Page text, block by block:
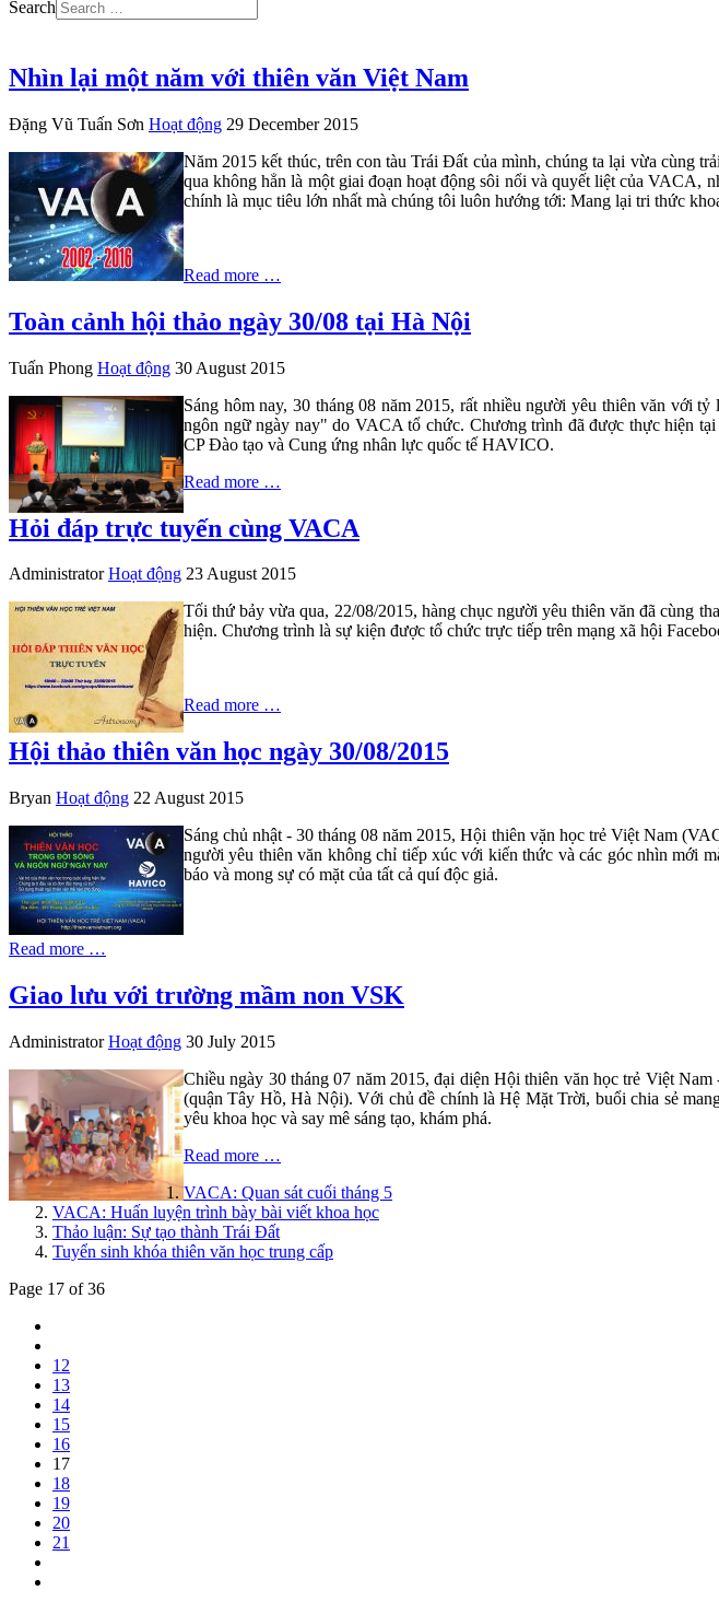
Search
Nhìn lại một năm với thiên văn Việt Nam
Đặng Vũ Tuấn Sơn Hoạt động 29 December 2015
Năm 2015 kết thúc, trên con tàu Trái Đất của mình, chúng ta lại vừa cùng
qua không hẳn là một giai đoạn hoạt động sôi nổi và quyết liệt của VACA,
chính là mục tiêu lớn nhất mà chúng tôi luôn hướng tới: Mang lại tri thức
Read more …
Toàn cảnh hội thảo ngày 30/08 tại Hà Nội
Tuấn Phong Hoạt động 30 August 2015
Sáng hôm nay, 30 tháng 08 năm 2015, rất nhiều người yêu thiên văn với
ngôn ngữ ngày nay" do VACA tổ chức. Chương trình đã được thực hiện
CP Đào tạo và Cung ứng nhân lực quốc tế HAVICO.
Read more …
Hỏi đáp trực tuyến cùng VACA
Administrator Hoạt động 23 August 2015
Tối thứ bảy vừa qua, 22/08/2015, hàng chục người yêu thiên văn đã cùng
hiện. Chương trình là sự kiện được tổ chức trực tiếp trên mạng xã hội
Read more …
Hội thảo thiên văn học ngày 30/08/2015
Bryan Hoạt động 22 August 2015
Sáng chủ nhật - 30 tháng 08 năm 2015, Hội thiên vặn học trẻ Việt Nam
người yêu thiên văn không chỉ tiếp xúc với kiến thức và các góc nhìn mới
báo và mong sự có mặt của tất cả quí độc giả.
Read more …
Giao lưu với trường mầm non VSK
Administrator Hoạt động 30 July 2015
Chiều ngày 30 tháng 07 năm 2015, đại diện Hội thiên văn học trẻ Việt
(quận Tây Hồ, Hà Nội). Với chủ đề chính là Hệ Mặt Trời, buổi chia sẻ
yêu khoa học và say mê sáng tạo, khám phá.
Read more …
VACA: Quan sát cuối tháng 5
VACA: Huấn luyện trình bày bài viết khoa học
Thảo luận: Sự tạo thành Trái Đất
Tuyển sinh khóa thiên văn học trung cấp
Page 17 of 36
12
13
14
15
16
17
18
19
20
21